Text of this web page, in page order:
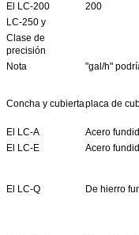
El LC-200
200
LC-250 y
Clase de
precisión
Nota "gal/h"
Concha y cubiertaplaca de
El LC-A Acero
El LC-E
Acero
El LC-Q De hierro